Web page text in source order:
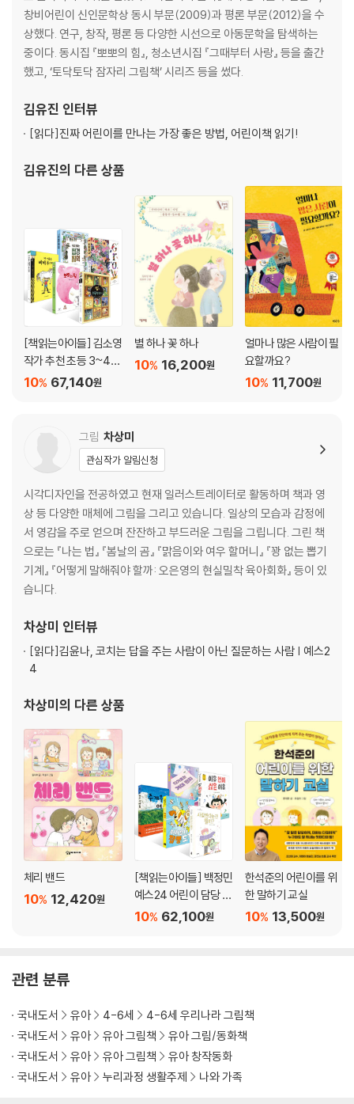
창비어린이 신인문학상 동시 부문(2009)과 평론 부문(2012)을 수
상했다. 연구, 창작, 평론 등 다양한 시선으로 아동문학을 탐색하는
중이다. 동시집 『뽀뽀의 힘』, 청소년시집 『그때부터 사랑』 등을 출간
했고, ‘토닥토닥 잠자리 그림책’ 시리즈 등을 썼다.
김유진 인터뷰
[읽다] 진짜 어린이를 만나는 가장 좋은 방법, 어린이책 읽기!
김유진의 다른 상품
[책읽는아이들] 김소영
작가 추천 초등 3~4학
년 세트67,140원
10%
별 하나 꽃 하나
16,200원
10%
얼마나 많은 사람이 필
요할까요?
11,700원
10%
그림 차상미
관심작가 알림신청
시각디자인을 전공하였고 현재 일러스트레이터로 활동하며 책과 영
상 등 다양한 매체에 그림을 그리고 있습니다. 일상의 모습과 감정에
서 영감을 주로 얻으며 잔잔하고 부드러운 그림을 그립니다. 그린 책
으로는 『나는 법』 『봄날의 곰』 『맑음이와 여우 할머니』 『꽝 없는 뽑기
기계』 『어떻게 말해줘야 할까: 오은영의 현실밀착 육아회화』 등이 있
습니다.
차상미 인터뷰
[읽다]김윤나, 코치는 답을 주는 사람이 아닌 질문하는 사람 | 예스2
4
차상미의 다른 상품
체리 밴드
12,420원
10%
[책읽는아이들] 백정민
예스24 어린이 담당 P
D 추천 초등 3~4학년
62,100원
10%
한석준의 어린이를 위
한 말하기 교실
13,500원
10%
관련 분류
국내도서 유아 4-6세
4-6세 우리나라 그림책
국내도서
유아 유아 그림책
유아 그림/동화책
국내도서
유아 유아 그림책
유아 창작동화
국내도서
유아 누리과정 생활주제 나와 가족